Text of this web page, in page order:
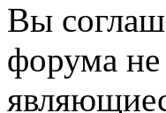
Вы
форума